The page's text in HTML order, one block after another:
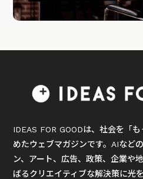
IDEAS FOR GOODは、社会を「
めたウェブマガジンです。AIなど
ン、アート、広告、政策、企業や
ばるクリエイティブな解決策に光